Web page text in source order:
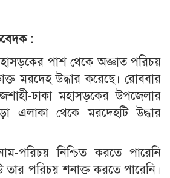
:
পাশ থেকে অজ্ঞাত পরিচয়
মরদেহ উদ্ধার করেছে। রোববার
ঢাকা মহাসড়কের উপজেলার
এলাকা থেকে মরদেহটি উদ্ধার
পরিচয় নিশ্চিত করতে পারেনি
পরিচয় শনাক্ত করতে পারেনি।